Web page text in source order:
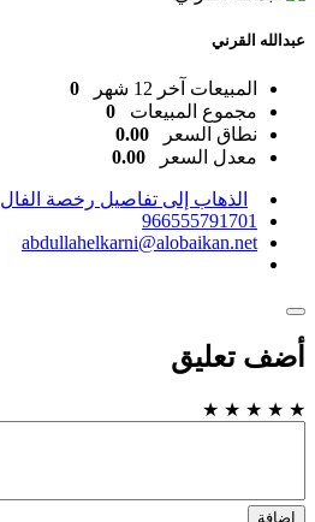
عبدالله القرني
المبيعات آخر 12 شهر
0
مجموع المبيعات
0
نطاق السعر
0.00
معدل السعر
0.00
الذهاب إلى تفاصيل رخصة الفال
966555791701
abdullahelkarni@alobaikan.net
أضف تعليق
★
★
★
★
★
اضافة